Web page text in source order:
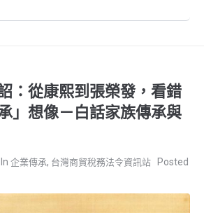
：從康熙到張榮發，看錯
」想像－白話家族傳承與
企業傳承, 台灣商貿稅務法令資訊站